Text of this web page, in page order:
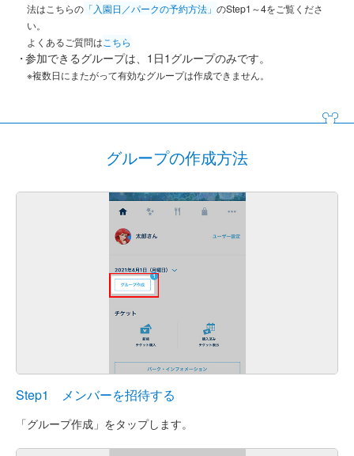
法はこちらの 「入園日／パークの予約方法」 のStep1～4をご覧くださ
い。
よくあるご質問は こちら
参加できるグループは、1日1グループのみです。
※複数日にまたがって有効なグループは作成できません。
グループの作成方法
Step1 メンバーを招待する
「グループ作成」をタップします。